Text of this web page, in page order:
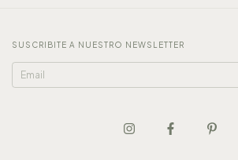
SUSCRIBITE A NUESTRO NEWSLETTER